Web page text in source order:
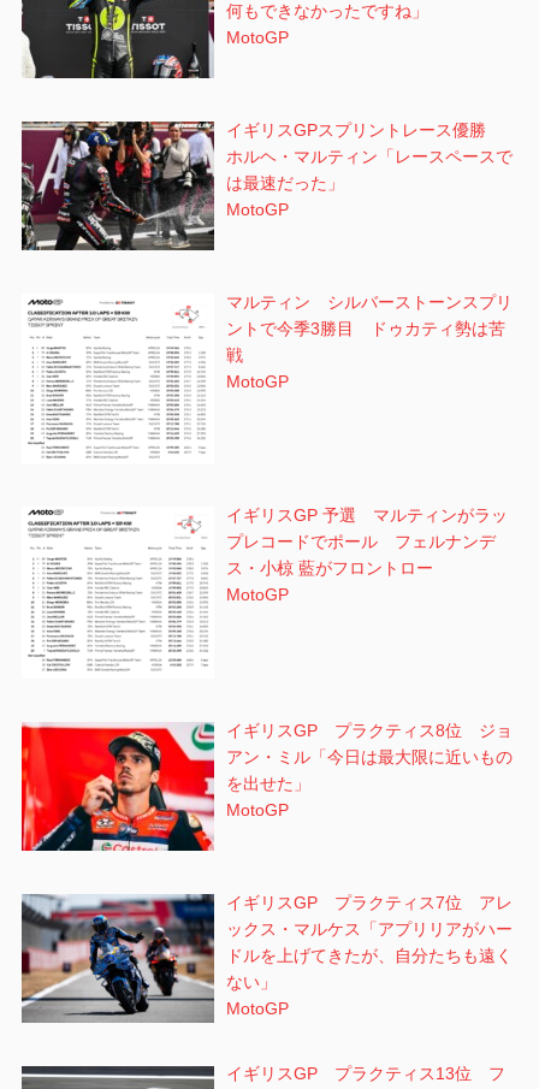
何もできなかったですね」
MotoGP
イギリスGPスプリントレース優勝
ホルヘ・マルティン「レースペースで
は最速だった」
MotoGP
マルティン シルバーストーンスプリ
ントで今季3勝目 ドゥカティ勢は苦
戦
MotoGP
イギリスGP 予選 マルティンがラッ
プレコードでポール フェルナンデ
ス・小椋 藍がフロントロー
MotoGP
イギリスGP プラクティス8位 ジョ
アン・ミル「今日は最大限に近いもの
を出せた」
MotoGP
イギリスGP プラクティス7位 アレ
ックス・マルケス「アプリリアがハー
ドルを上げてきたが、自分たちも遠く
ない」
MotoGP
イギリスGP プラクティス13位 フ